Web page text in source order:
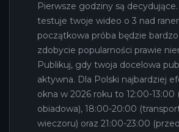
Pierwsze godziny są decydujące.
testuje twoje wideo o 3 nad
początkowa próba będzie bardzo
zdobycie popularności prawie
Publikuj, gdy twoja docelowa
aktywna. Dla Polski najbardziej
okna w 2026 roku to 12:00-13:00
obiadowa), 18:00-20:00
wieczoru) oraz 21:00-23:00